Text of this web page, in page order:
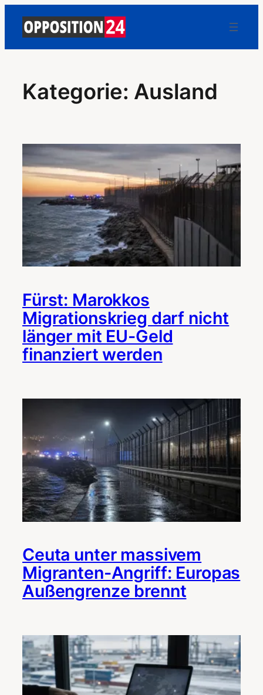
Inhalt
Kategorie: Ausland
Fürst: Marokkos
Migrationskrieg darf nicht
länger mit EU-Geld
finanziert werden
Ceuta unter massivem
Migranten-Angriff: Europas
Außengrenze brennt